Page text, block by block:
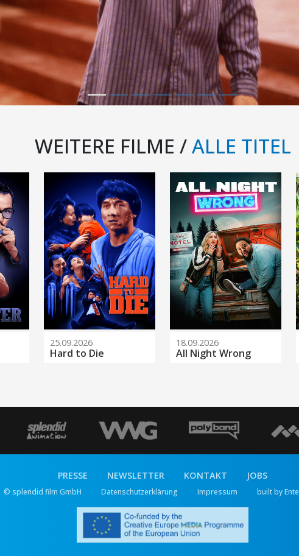
WEITERE FILME /ALLE TITEL
25.09.2026
Hard to Die
18.09.2026
All Night Wrong
PRESSE NEWSLETTER KONTAKT JOBS
© splendid film GmbH Datenschutzerklärung Impressum built by